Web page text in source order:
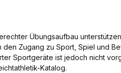
Übungsaufbau
den Zugang zu Sport, Spiel und
Sportgeräte ist jedoch nicht
Katalog.